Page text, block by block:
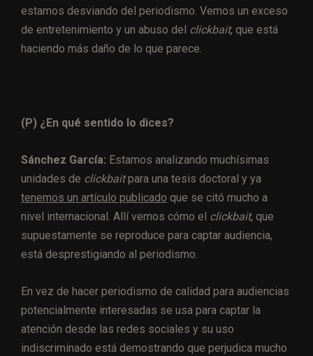
estamos desviando del periodismo. Vemos un exceso
de entretenimiento y un abuso del clickbait, que está
haciendo más daño de lo que parece.
(P) ¿En qué sentido lo dices?
Sánchez García: Estamos analizando muchísimas
unidades de clickbaitpara una tesis doctoral y ya
tenemos un artículo publicado que se citó mucho a
nivel internacional. Allí vemos cómo el clickbait, que
supuestamente se reproduce para captar audiencia,
está desprestigiando al periodismo.
En vez de hacer periodismo de calidad para audiencias
potencialmente interesadas se usa para captar la
atención desde las redes sociales y su uso
indiscriminado está demostrando que perjudica mucho